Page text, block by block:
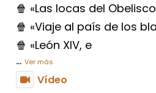
🍿 «Las locas del
🍿 «Viaje al país de los
🍿 «León XIV, e
... Ver más
Vídeo